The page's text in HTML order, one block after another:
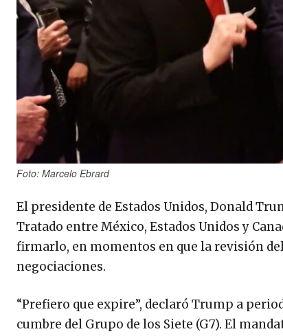
Foto: Marcelo Ebrard
El presidente de Estados Unidos, Donald
Tratado entre México, Estados Unidos y
firmarlo, en momentos en que la revisión
negociaciones.
“Prefiero que expire”, declaró Trump a
cumbre del Grupo de los Siete (G7). El